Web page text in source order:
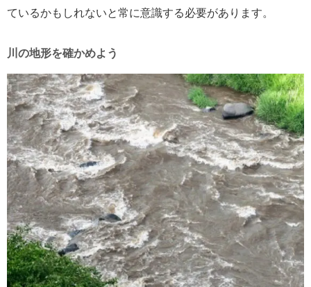
ているかもしれないと常に意識する必要があります。
川の地形を確かめよう